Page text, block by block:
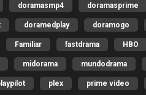
doramasmp4 doramasprime
doramedplay doramogo
Familiar fastdrama HBO
midorama mundodrama
plex prime video